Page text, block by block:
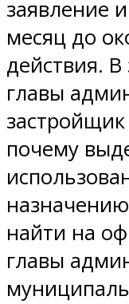
заявление
месяц до
действия.
главы
почему
найти на
главы